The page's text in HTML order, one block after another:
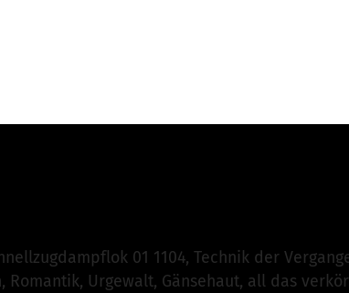
01 1104, Technik der
Romantik, Urgewalt, Gänsehaut, all das